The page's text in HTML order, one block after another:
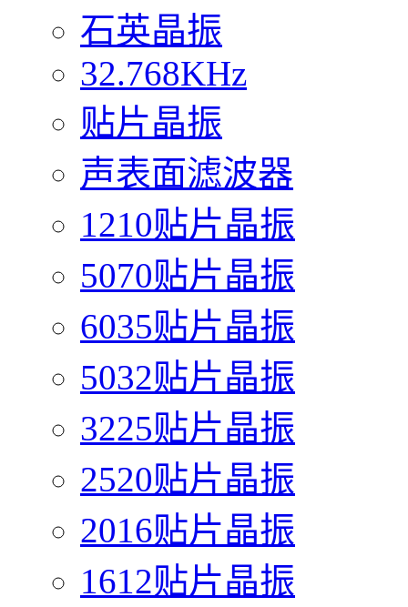
石英晶振
32.768KHz
贴片晶振
声表面滤波器
1210贴片晶振
5070贴片晶振
6035贴片晶振
5032贴片晶振
3225贴片晶振
2520贴片晶振
2016贴片晶振
1612贴片晶振